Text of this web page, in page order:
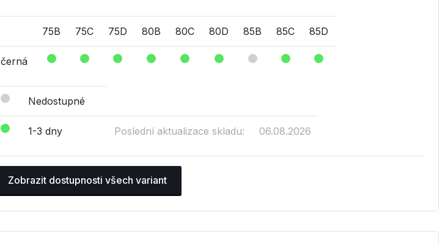
75B 75C 75D 80B 80C 80D 85B 85C 85D
černá
Nedostupné
1-3 dny Poslední aktualizace skladu: 06.08.2026
Zobrazit dostupnosti všech variant